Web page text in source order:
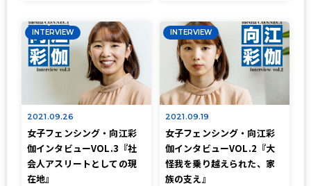
INTERVIEW
2021.09.26
女子フェンシング・向江彩
伽インタビューVOL.3『社
会人アスリートとしての現
在地』
INTERVIEW
2021.09.19
女子フェンシング・向江彩
伽インタビューVOL.2『大
怪我を乗り越えられた、家
族の支え』